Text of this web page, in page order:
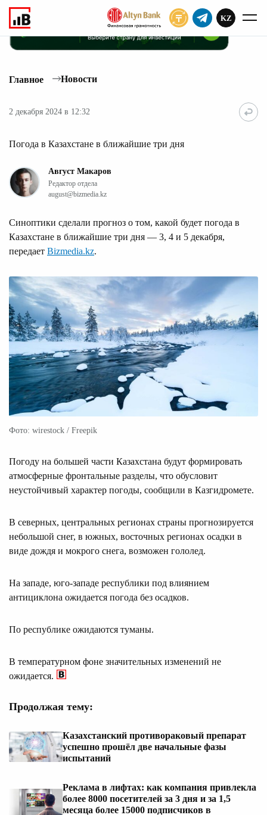
KZ
Главное Новости
2 декабря 2024 в 12:32
Погода в Казахстане в ближайшие три дня
Август Макаров
Редактор отдела
august@bizmedia.kz
Синоптики сделали прогноз о том, какой будет погода в
Казахстане в ближайшие три дня — 3, 4 и 5 декабря,
передает Bizmedia.kz.
Фото: wirestock / Freepik
Погоду на большей части Казахстана будут формировать
атмосферные фронтальные разделы, что обусловит
неустойчивый характер погоды, сообщили в Казгидромете.
В северных, центральных регионах страны прогнозируется
небольшой снег, в южных, восточных регионах осадки в
виде дождя и мокрого снега, возможен гололед.
На западе, юго-западе республики под влиянием
антициклона ожидается погода без осадков.
По республике ожидаются туманы.
В температурном фоне значительных изменений не
ожидается.
Продолжая тему:
Казахстанский противораковый препарат
успешно прошёл две начальные фазы
испытаний
Реклама в лифтах: как компания привлекла
более 8000 посетителей за 3 дня и за 1,5
месяца более 15000 подписчиков в